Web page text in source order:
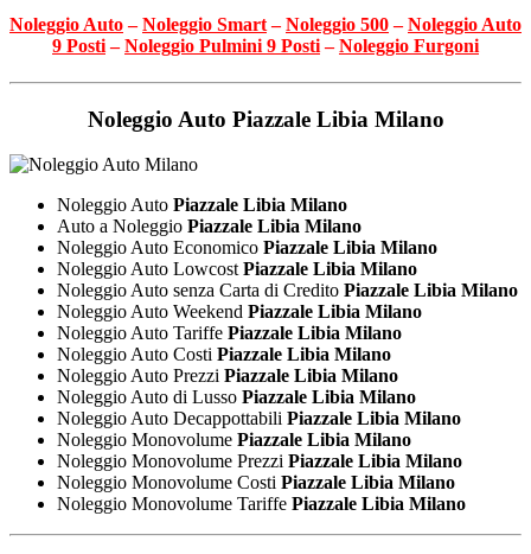
Noleggio Auto–Noleggio Smart–Noleggio 500–Noleggio Auto
9 Posti–Noleggio Pulmini 9 Posti–Noleggio Furgoni
Noleggio Auto Piazzale Libia Milano
Noleggio Auto Piazzale Libia Milano
Auto a Noleggio Piazzale Libia Milano
Noleggio Auto Economico Piazzale Libia Milano
Noleggio Auto Lowcost Piazzale Libia Milano
Noleggio Auto senza Carta di Credito Piazzale Libia Milano
Noleggio Auto Weekend Piazzale Libia Milano
Noleggio Auto Tariffe Piazzale Libia Milano
Noleggio Auto Costi Piazzale Libia Milano
Noleggio Auto Prezzi Piazzale Libia Milano
Noleggio Auto di Lusso Piazzale Libia Milano
Noleggio Auto Decappottabili Piazzale Libia Milano
Noleggio Monovolume Piazzale Libia Milano
Noleggio Monovolume Prezzi Piazzale Libia Milano
Noleggio Monovolume Costi Piazzale Libia Milano
Noleggio Monovolume Tariffe Piazzale Libia Milano